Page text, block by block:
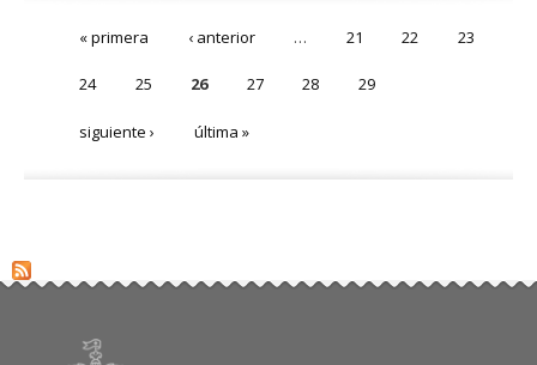
« primera ‹ anterior … 21 22 23
24 25 26 27 28 29
siguiente › última »